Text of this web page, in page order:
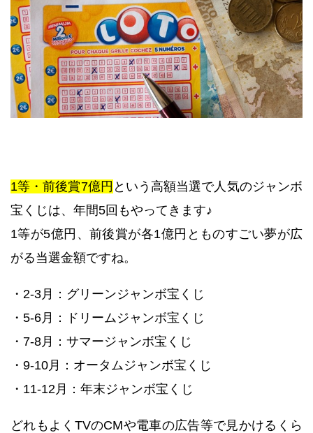
1等・前後賞7億円 という高額当選で人気のジャンボ
宝くじは、年間5回もやってきます♪
1等が5億円、前後賞が各1億円とものすごい夢が広
がる当選金額ですね。
・2-3月：グリーンジャンボ宝くじ
・5-6月：ドリームジャンボ宝くじ
・7-8月：サマージャンボ宝くじ
・9-10月：オータムジャンボ宝くじ
・11-12月：年末ジャンボ宝くじ
どれもよくTVのCMや電車の広告等で見かけるくら